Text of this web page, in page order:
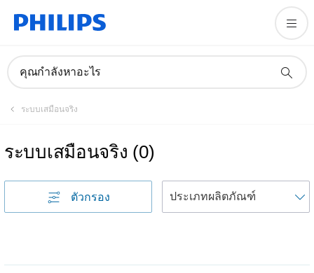
คุณกำลังหาอะไร
ระบบเสมือนจริง
ระบบเสมือนจริง (0)
ตัวกรอง